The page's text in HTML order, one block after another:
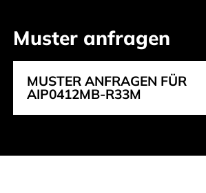
Muster anfragen
MUSTER ANFRAGEN FÜR
AIP0412MB-R33M